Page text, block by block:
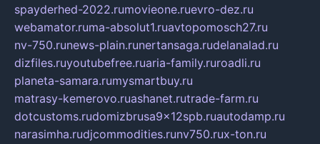
spayderhed-2022.rumovieone.ruevro-dez.ru
webamator.ruma-absolut1.ruavtopomosch27.ru
nv-750.runews-plain.runertansaga.rudelanalad.ru
dizfiles.ruyoutubefree.ruaria-family.ruroadli.ru
planeta-samara.rumysmartbuy.ru
matrasy-kemerovo.ruashanet.rutrade-farm.ru
dotcustoms.rudomizbrusa9x12spb.ruautodamp.ru
narasimha.rudjcommodities.runv750.rux-ton.ru